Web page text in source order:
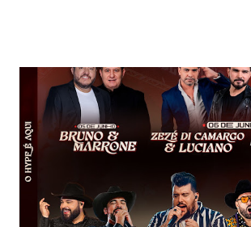
única, com o público cantando junto do início
2018, o projeto Violada BeD se tornou uma
registrada da carreira da dupla, oferecendo
imersivo, com horas de duração, que mistura
do sertanejo com homenagens a outros
Bruninho & Davi transitam com naturalidade
releituras de artistas como Sandy & Junior,